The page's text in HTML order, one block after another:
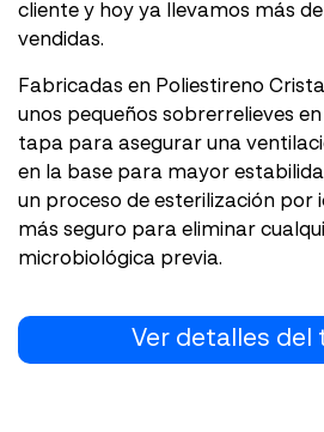
cliente y hoy ya llevamos más
vendidas.
Fabricadas en Poliestireno
unos pequeños sobrerrelieves
tapa para asegurar una
en la base para mayor
un proceso de esterilización por
más seguro para eliminar
microbiológica previa.
Ver detalles del